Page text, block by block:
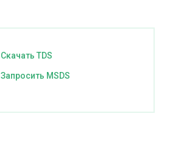
Cкачать TDS
Запросить MSDS